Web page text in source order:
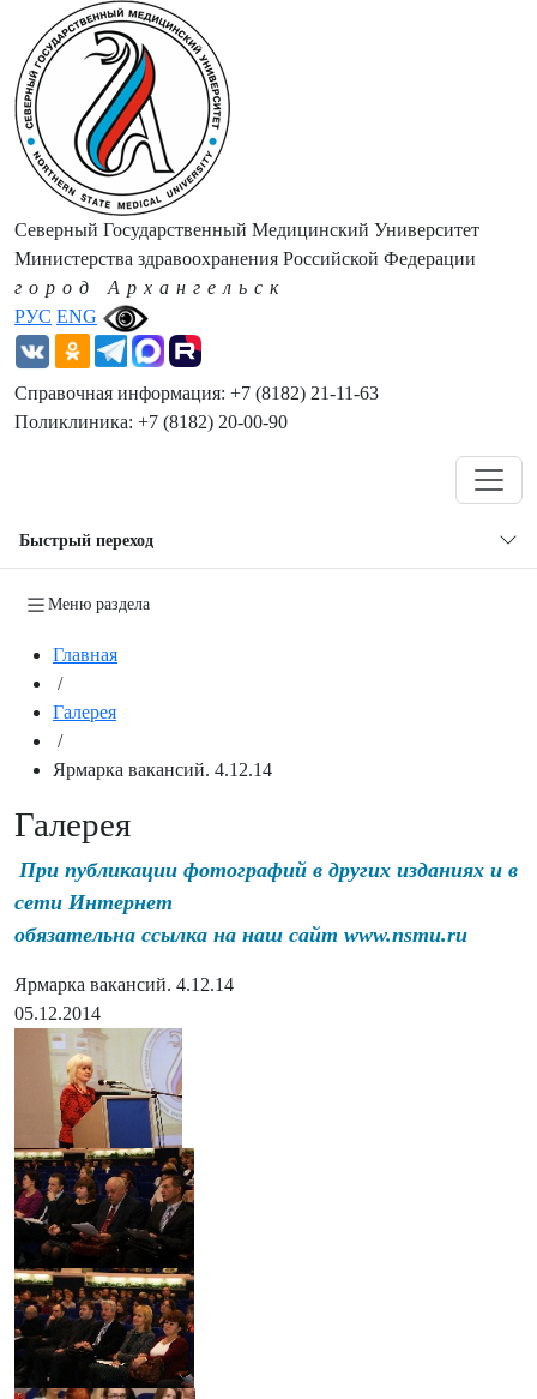
РУС ENG
Северный Государственный Медицинский Университет
Министерства здравоохранения Российской Федерации
город Архангельск
Справочная информация: +7 (8182) 21-11-63
Поликлиника: +7 (8182) 20-00-90
Быстрый переход
Меню раздела
Главная
/
Галерея
/
Ярмарка вакансий. 4.12.14
Галерея
При публикации фотографий в других изданиях и в
сети Интернет
обязательна ссылка на наш сайт www.nsmu.ru
Ярмарка вакансий. 4.12.14
05.12.2014